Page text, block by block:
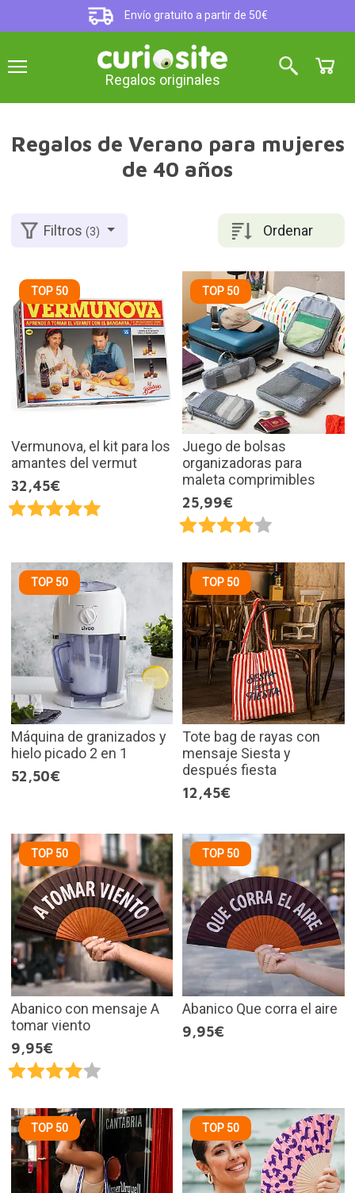
Envío gratuito a partir de 50€
Regalos originales
Regalos de Verano para mujeres
de 40 años
Ordenar
Filtros(3)
TOP 50
Vermunova, el kit para los
amantes del vermut
32,45€
TOP 50
Juego de bolsas
organizadoras para
maleta comprimibles
25,99€
TOP 50
Máquina de granizados y
hielo picado 2 en 1
52,50€
TOP 50
Tote bag de rayas con
mensaje Siesta y
después fiesta
12,45€
TOP 50
Abanico con mensaje A
tomar viento
9,95€
TOP 50
Abanico Que corra el aire
9,95€
TOP 50 TOP 50